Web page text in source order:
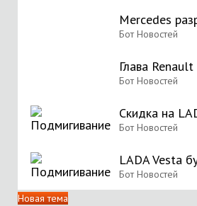
Mercedes
Бот Новостей
Глава
Бот Новостей
Скидка на
Бот Новостей
LADA Vesta
Бот Новостей
Новая тема